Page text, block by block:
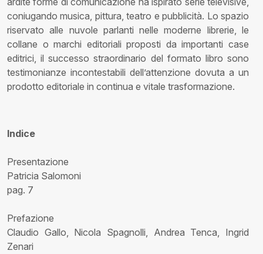
coniugando musica, pittura, teatro e pubblicità. Lo spazio
riservato alle nuvole parlanti nelle moderne librerie, le
collane o marchi editoriali proposti da importanti case
editrici, il successo straordinario del formato libro sono
testimonianze incontestabili dell’attenzione dovuta a un
prodotto editoriale in continua e vitale trasformazione.
Indice
Presentazione
Patricia Salomoni
pag. 7
Prefazione
Claudio Gallo, Nicola Spagnolli, Andrea Tenca, Ingrid
Zenari